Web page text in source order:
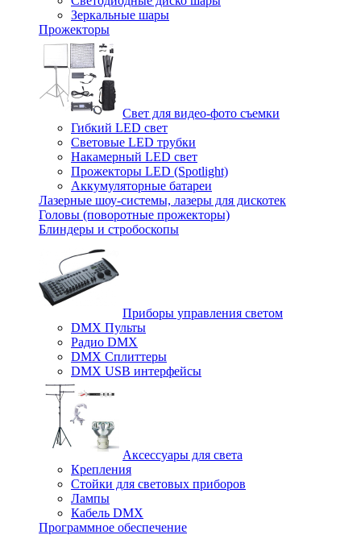
Зеркальные шары
Прожекторы
Свет для видео-фото съемки
Гибкий LED свет
Световые LED трубки
Накамерный LED свет
Прожекторы LED (Spotlight)
Аккумуляторные батареи
Лазерные шоу-системы, лазеры для дискотек
Головы (поворотные прожекторы)
Блиндеры и стробоскопы
Приборы управления светом
DMX Пульты
Радио DMX
DMX Сплиттеры
DMX USB интерфейсы
Аксессуары для света
Крепления
Стойки для световых приборов
Лампы
Кабель DMX
Программное обеспечение